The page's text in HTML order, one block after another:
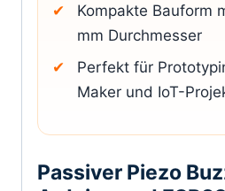
Kompakte Bauform
mm Durchmesser
Perfekt für
Maker und IoT-
Passiver Piezo